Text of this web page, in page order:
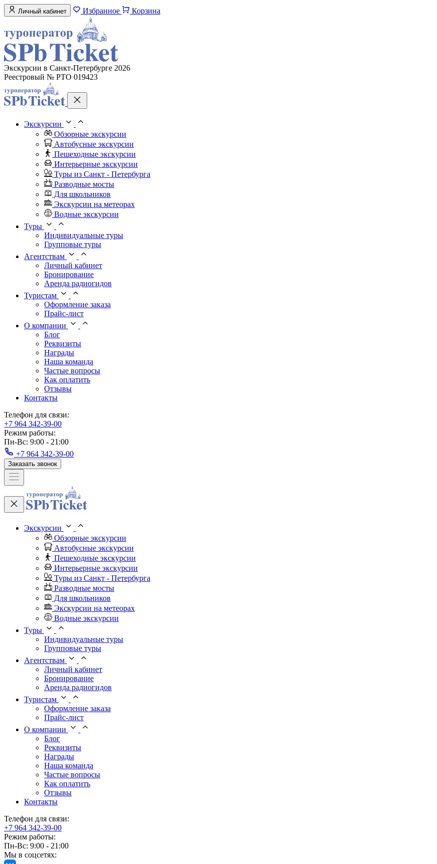
Личный кабинет Избранное Корзина
Экскурсии в Санкт-Петербурге 2026
Реестровый № РТО 019423
Экскурсии
Обзорные экскурсии
Автобусные экскурсии
Пешеходные экскурсии
Интерьерные экскурсии
Туры из Санкт - Петербурга
Разводные мосты
Для школьников
Экскурсии на метеорах
Водные экскурсии
Туры
Индивидуальные туры
Групповые туры
Агентствам
Личный кабинет
Бронирование
Аренда радиогидов
Туристам
Оформление заказа
Прайс-лист
О компании
Блог
Реквизиты
Награды
Наша команда
Частые вопросы
Как оплатить
Отзывы
Контакты
Телефон для связи:
+7 964 342-39-00
Режим работы:
Пн-Вс: 9:00 - 21:00
+7 964 342-39-00
Заказать звонок
Экскурсии
Обзорные экскурсии
Автобусные экскурсии
Пешеходные экскурсии
Интерьерные экскурсии
Туры из Санкт - Петербурга
Разводные мосты
Для школьников
Экскурсии на метеорах
Водные экскурсии
Туры
Индивидуальные туры
Групповые туры
Агентствам
Личный кабинет
Бронирование
Аренда радиогидов
Туристам
Оформление заказа
Прайс-лист
О компании
Блог
Реквизиты
Награды
Наша команда
Частые вопросы
Как оплатить
Отзывы
Контакты
Телефон для связи:
+7 964 342-39-00
Режим работы:
Пн-Вс: 9:00 - 21:00
Мы в соцсетях: